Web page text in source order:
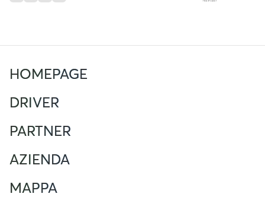
HOMEPAGE
DRIVER
PARTNER
AZIENDA
MAPPA